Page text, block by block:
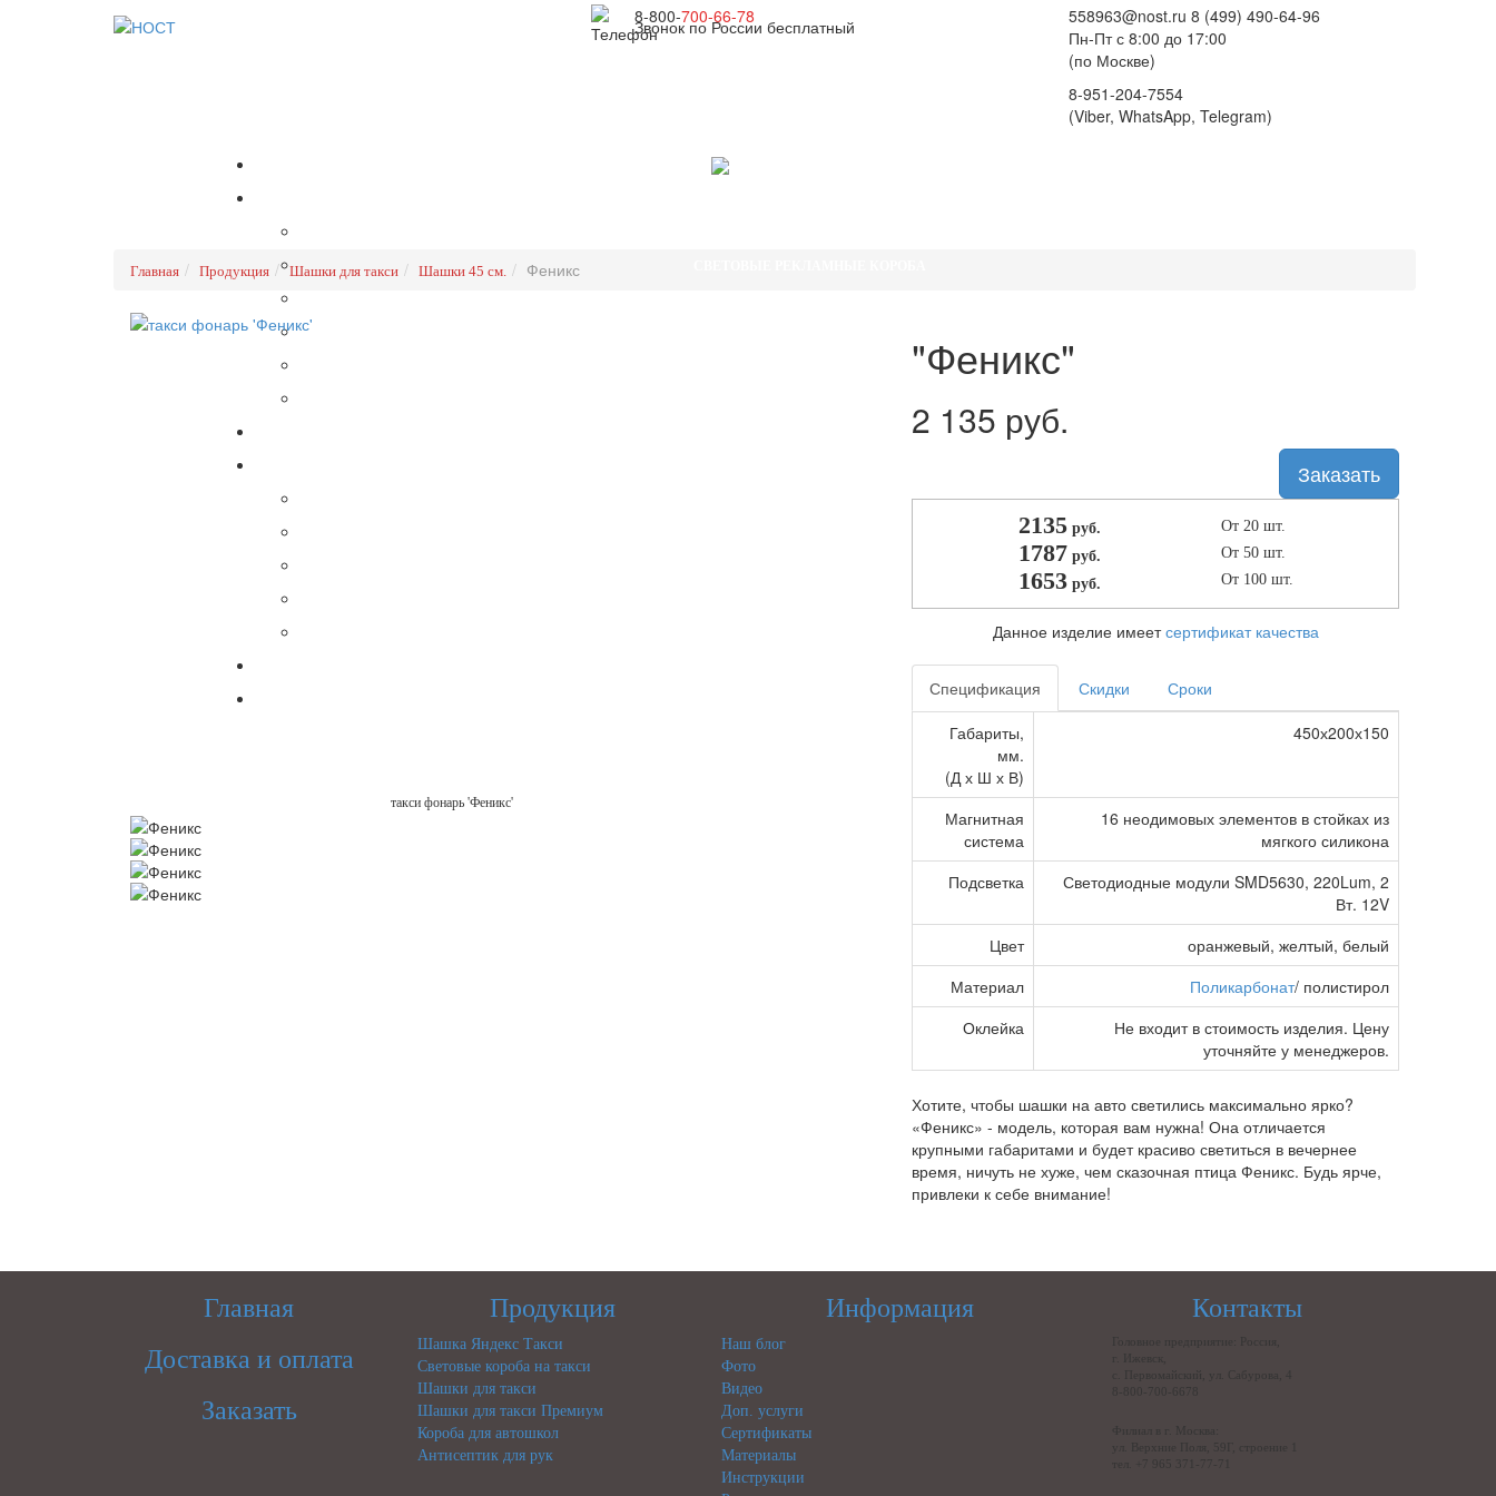
8-800-700-66-78
Звонок по России бесплатный 558963@nost.ru 8 (499) 490-64-96
Пн-Пт с 8:00 до 17:00
(по Москве)
8-951-204-7554
(Viber, WhatsApp, Telegram)
Главная Продукция Шашки для такси Шашки 45 см. Феникс
такси фонарь 'Феникс'
"Феникс"
2 135 руб.
Заказать
2135руб.
1787 руб.
1653руб.
От 20 шт.
От 50 шт.
От 100 шт.
Данное изделие имеетсертификат качества
Спецификация Скидки
Сроки
Габариты,
мм.
(Д х Ш х В)
450х200х150
Магнитная
система
16 неодимовых элементов в стойках из
мягкого силикона
Подсветка
Светодиодные модули SMD5630, 220Lum, 2
Вт. 12V
Цвет
оранжевый, желтый, белый
Материал
Поликарбонат/ полистирол
Оклейка
Не входит в стоимость изделия. Цену
уточняйте у менеджеров.
Хотите, чтобы шашки на авто светились максимально ярко?
«Феникс» - модель, которая вам нужна! Она отличается
крупными габаритами и будет красиво светиться в вечернее
время, ничуть не хуже, чем сказочная птица Феникс. Будь ярче,
привлеки к себе внимание!
Главная
Доставка и оплата
Заказать
Продукция
Шашка Яндекс Такси
Световые короба на такси
Шашки для такси
Шашки для такси Премиум
Короба для автошкол
Антисептик для рук
Информация
Наш блог
Фото
Видео
Доп. услуги
Сертификаты
Материалы
Инструкции
Контакты
Головное предприятие: Россия,
с. Первомайский, ул. Сабурова, 4
8-800-700-6678
Филиал в г. Москва:
ул. Верхние Поля, 59Г, строение 1
тел. +7 965 371-77-71